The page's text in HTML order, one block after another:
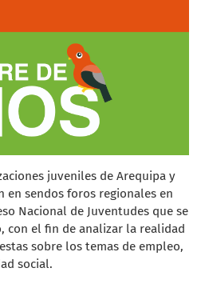
juveniles de Arequipa y
en sendos foros regionales en
Nacional de Juventudes que se
con el fin de analizar la realidad
sobre los temas de empleo,
social.